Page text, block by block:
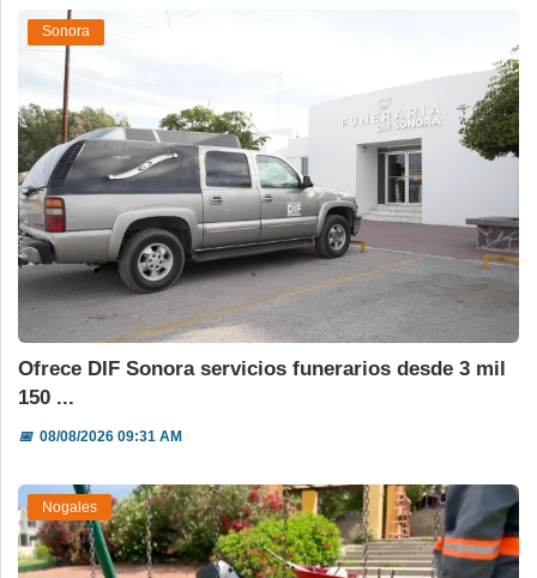
Sonora
Ofrece DIF Sonora servicios funerarios desde 3 mil
150 ...
📅08/08/2026 09:31 AM
Nogales